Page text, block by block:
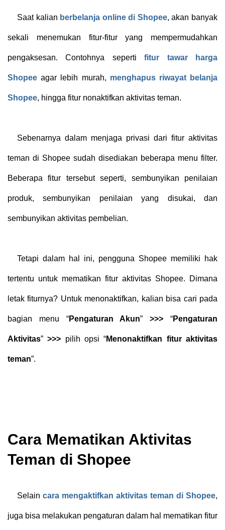
Saat kalian berbelanja online di Shopee, akan banyak
sekali menemukan fitur-fitur yang mempermudahkan
pengaksesan. Contohnya sepertifitur tawar harga
Shopee agar lebih murah, menghapus riwayat belanja
Shopee, hingga fitur nonaktifkan aktivitas teman.
Sebenarnya dalam menjaga privasi dari fitur aktivitas
teman di Shopee sudah disediakan beberapa menu filter.
Beberapa fitur tersebut seperti, sembunyikan penilaian
produk, sembunyikan penilaian yang disukai, dan
sembunyikan aktivitas pembelian.
Tetapi dalam hal ini, pengguna Shopee memiliki hak
tertentu untuk mematikan fitur aktivitas Shopee. Dimana
letak fiturnya? Untuk menonaktifkan, kalian bisa cari pada
bagian menu “Pengaturan Akun”>>> “Pengaturan
Aktivitas”>>> pilih opsi “Menonaktifkan fitur aktivitas
teman”.
Cara Mematikan Aktivitas
Teman di Shopee
Selain cara mengaktifkan aktivitas teman di Shopee,
juga bisa melakukan pengaturan dalam hal mematikan fitur